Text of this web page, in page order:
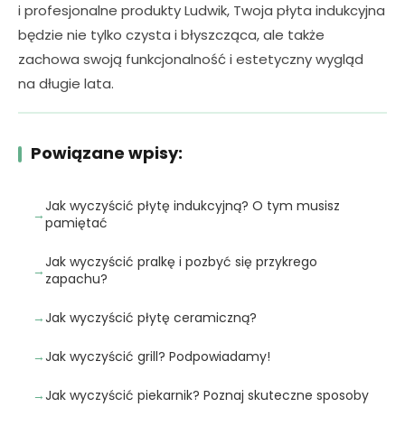
i profesjonalne produkty Ludwik, Twoja płyta indukcyjna
będzie nie tylko czysta i błyszcząca, ale także
zachowa swoją funkcjonalność i estetyczny wygląd
na długie lata.
Powiązane wpisy:
Jak wyczyścić płytę indukcyjną? O tym musisz
pamiętać
Jak wyczyścić pralkę i pozbyć się przykrego
zapachu?
Jak wyczyścić płytę ceramiczną?
Jak wyczyścić grill? Podpowiadamy!
Jak wyczyścić piekarnik? Poznaj skuteczne sposoby